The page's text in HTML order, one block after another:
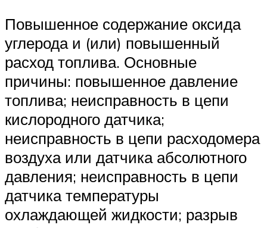
Повышенное содержание оксида
углерода и (или) повышенный
расход топлива. Основные
причины: повышенное давление
топлива; неисправность в цепи
кислородного датчика;
неисправность в цепи расходомера
воздуха или датчика абсолютного
давления; неисправность в цепи
датчика температуры
охлаждающей жидкости; разрыв